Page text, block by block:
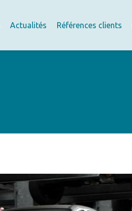
Actualités Références clients